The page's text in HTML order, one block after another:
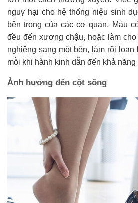
nguy hại cho hệ thống niệu sinh
bên trong của các cơ quan. Máu
đều đến xương chậu, hoặc làm
nghiêng sang một bên, làm rối loạn
mỗi khi hành kinh dẫn đến khả năng
Ảnh hưởng đến cột sống